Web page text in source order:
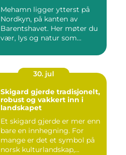
Mehamn ligger ytterst på
Nordkyn, på kanten av
Barentshavet. Her møter du
vær, lys og natur som
30. jul
Skigard gjerde tradisjonelt,
robust og vakkert inn i
landskapet
Et skigard gjerde er mer enn
bare en innhegning. For
mange er det et symbol på
norsk kulturlandskap,...